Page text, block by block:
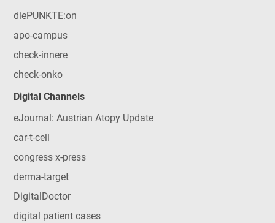
diePUNKTE:on
apo-campus
check-innere
check-onko
Digital Channels
eJournal: Austrian Atopy Update
car-t-cell
congress x-press
derma-target
DigitalDoctor
digital patient cases